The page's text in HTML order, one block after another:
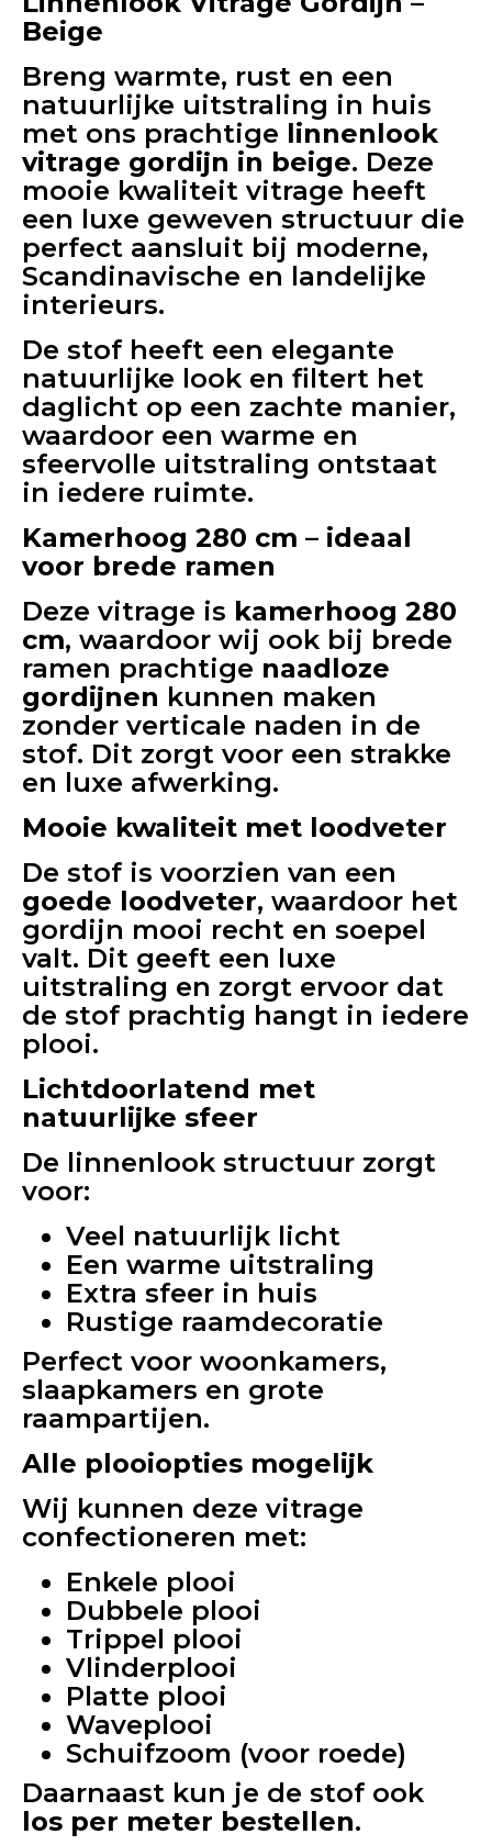
Beige
Breng warmte, rust en een
natuurlijke uitstraling in huis
met ons prachtige linnenlook
vitrage gordijn in beige. Deze
mooie kwaliteit vitrage heeft
een luxe geweven structuur die
perfect aansluit bij moderne,
Scandinavische en landelijke
interieurs.
De stof heeft een elegante
natuurlijke look en filtert het
daglicht op een zachte manier,
waardoor een warme en
sfeervolle uitstraling ontstaat
in iedere ruimte.
Kamerhoog 280 cm – ideaal
voor brede ramen
Deze vitrage is kamerhoog 280
cm, waardoor wij ook bij brede
ramen prachtige naadloze
gordijnen kunnen maken
zonder verticale naden in de
stof. Dit zorgt voor een strakke
en luxe afwerking.
Mooie kwaliteit met loodveter
De stof is voorzien van een
goede loodveter, waardoor het
gordijn mooi recht en soepel
valt. Dit geeft een luxe
uitstraling en zorgt ervoor dat
de stof prachtig hangt in iedere
plooi.
Lichtdoorlatend met
natuurlijke sfeer
De linnenlook structuur zorgt
voor:
Veel natuurlijk licht
Een warme uitstraling
Extra sfeer in huis
Rustige raamdecoratie
Perfect voor woonkamers,
slaapkamers en grote
raampartijen.
Alle plooiopties mogelijk
Wij kunnen deze vitrage
confectioneren met:
Enkele plooi
Dubbele plooi
Trippel plooi
Vlinderplooi
Platte plooi
Waveplooi
Schuifzoom (voor roede)
Daarnaast kun je de stof ook
los per meter bestellen.